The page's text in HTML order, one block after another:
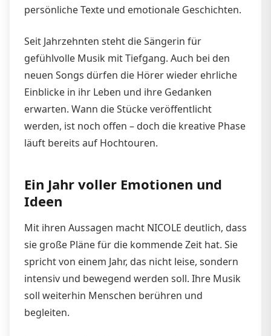
persönliche Texte und emotionale Geschichten.
Seit Jahrzehnten steht die Sängerin für
gefühlvolle Musik mit Tiefgang. Auch bei den
neuen Songs dürfen die Hörer wieder ehrliche
Einblicke in ihr Leben und ihre Gedanken
erwarten. Wann die Stücke veröffentlicht
werden, ist noch offen – doch die kreative Phase
läuft bereits auf Hochtouren.
Ein Jahr voller Emotionen und
Ideen
Mit ihren Aussagen macht NICOLE deutlich, dass
sie große Pläne für die kommende Zeit hat. Sie
spricht von einem Jahr, das nicht leise, sondern
intensiv und bewegend werden soll. Ihre Musik
soll weiterhin Menschen berühren und
begleiten.